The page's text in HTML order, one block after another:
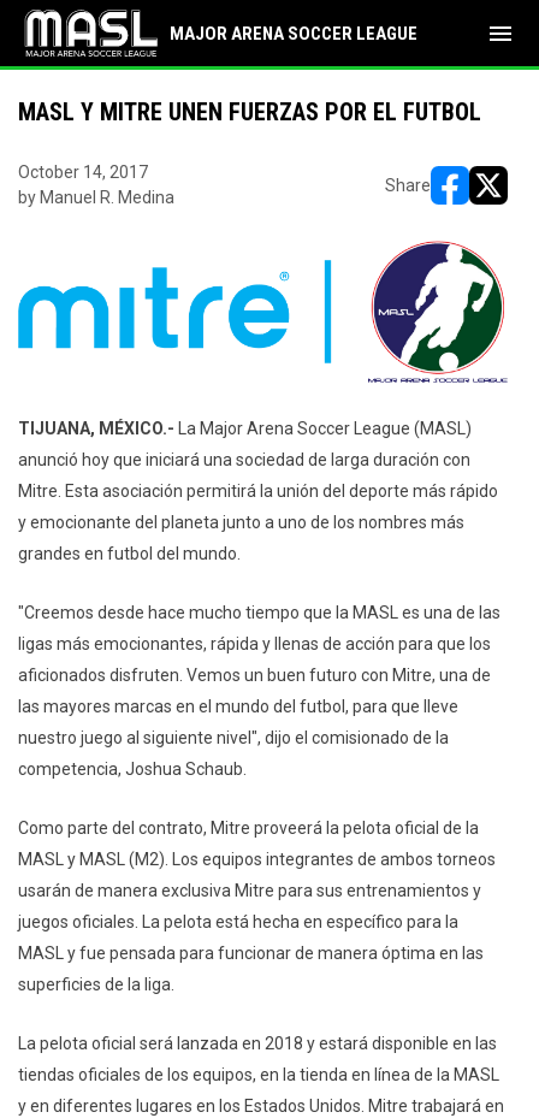
MAJOR ARENA SOCCER LEAGUE menu
MASL Y MITRE UNEN FUERZAS POR EL FUTBOL
October 14, 2017
by Manuel R. Medina
Share
TIJUANA, MÉXICO.- La Major Arena Soccer League (MASL)
anunció hoy que iniciará una sociedad de larga duración con
Mitre. Esta asociación permitirá la unión del deporte más rápido
y emocionante del planeta junto a uno de los nombres más
grandes en futbol del mundo.
"Creemos desde hace mucho tiempo que la MASL es una de las
ligas más emocionantes, rápida y llenas de acción para que los
aficionados disfruten. Vemos un buen futuro con Mitre, una de
las mayores marcas en el mundo del futbol, para que lleve
nuestro juego al siguiente nivel", dijo el comisionado de la
competencia, Joshua Schaub.
Como parte del contrato, Mitre proveerá la pelota oficial de la
MASL y MASL (M2). Los equipos integrantes de ambos torneos
usarán de manera exclusiva Mitre para sus entrenamientos y
juegos oficiales. La pelota está hecha en específico para la
MASL y fue pensada para funcionar de manera óptima en las
superficies de la liga.
La pelota oficial será lanzada en 2018 y estará disponible en las
tiendas oficiales de los equipos, en la tienda en línea de la MASL
y en diferentes lugares en los Estados Unidos. Mitre trabajará en